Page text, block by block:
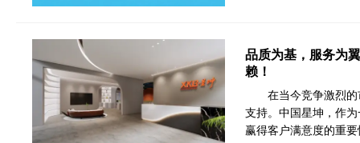
品质为基，服务为
赖！
在当今竞争激烈
支持。中国星坤，作
赢得客户满意度的重